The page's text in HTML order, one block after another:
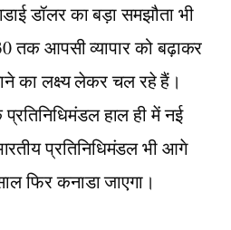
डॉलर का बड़ा समझौता भी
तक आपसी व्यापार को बढ़ाकर
का लक्ष्य लेकर चल रहे हैं।
हाल ही में नई
प्रतिनिधिमंडल भी आगे
फिर कनाडा जाएगा।